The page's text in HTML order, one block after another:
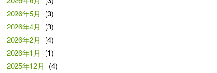
2026年5月
(3)
2026年4月
(3)
2026年2月
(4)
2026年1月
(1)
2025年12月
(4)